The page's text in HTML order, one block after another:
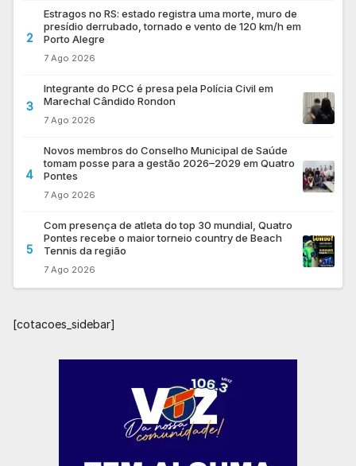
2
Estragos no RS: estado registra uma morte, muro de
presídio derrubado, tornado e vento de 120 km/h em
Porto Alegre
7 Ago 2026
3
Integrante do PCC é presa pela Polícia Civil em
Marechal Cândido Rondon
7 Ago 2026
4
Novos membros do Conselho Municipal de Saúde
tomam posse para a gestão 2026–2029 em Quatro
Pontes
7 Ago 2026
5
Com presença de atleta do top 30 mundial, Quatro
Pontes recebe o maior torneio country de Beach
Tennis da região
7 Ago 2026
[cotacoes_sidebar]